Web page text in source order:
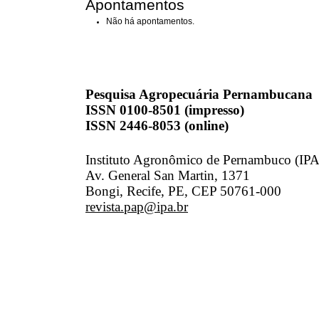
Apontamentos
Não há apontamentos.
Pesquisa Agropecuária Pernambucana
ISSN 0100-8501 (impresso)
ISSN 2446-8053 (online)
Instituto Agronômico de Pernambuco
Av. General San Martin, 1371
Bongi, Recife, PE, CEP 50761-000
revista.pap@ipa.br